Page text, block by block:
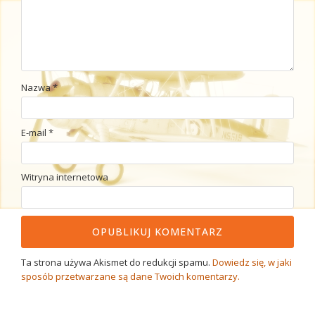
Nazwa*
E-mail *
Witryna internetowa
Ta strona używa Akismet do redukcji spamu. Dowiedz się, w jaki
sposób przetwarzane są dane Twoich komentarzy.